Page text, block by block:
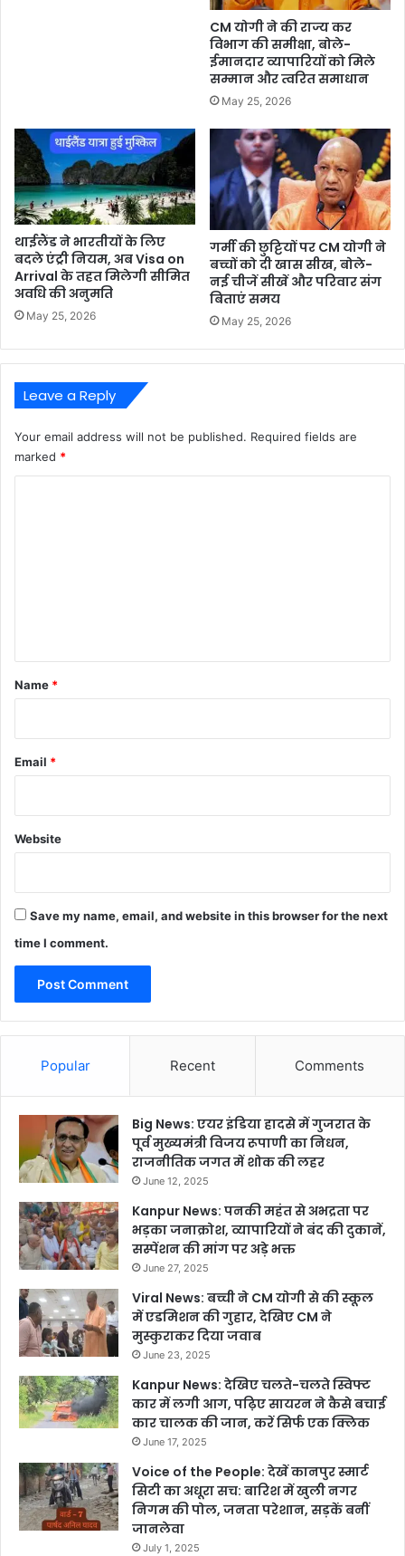
CM योगी ने की राज्य कर
विभाग की समीक्षा, बोले-
ईमानदार व्यापारियों को मिले
सम्मान और त्वरित समाधान
May 25, 2026
थाईलैंड ने भारतीयों के लिए
बदले एंट्री नियम, अब Visa on
Arrival के तहत मिलेगी सीमित
अवधि की अनुमति
May 25, 2026
गर्मी की छुट्टियों पर CM योगी ने
बच्चों को दी खास सीख, बोले-
नई चीजें सीखें और परिवार संग
बिताएं समय
May 25, 2026
Leave a Reply
Your email address will not be published. Required fields are
marked *
*
Name *
Email *
Website
Save my name, email, and website in this browser for the next
time I comment.
Popular Recent Comments
Big News: एयर इंडिया हादसे में गुजरात के
पूर्व मुख्यमंत्री विजय रूपाणी का निधन,
राजनीतिक जगत में शोक की लहर
June 12, 2025
Kanpur News: पनकी महंत से अभद्रता पर
भड़का जनाक्रोश, व्यापारियों ने बंद की दुकानें,
सस्पेंशन की मांग पर अड़े भक्त
June 27, 2025
Viral News: बच्ची ने CM योगी से की स्कूल
में एडमिशन की गुहार, देखिए CM ने
मुस्कुराकर दिया जवाब
June 23, 2025
Kanpur News: देखिए चलते-चलते स्विफ्ट
कार में लगी आग, पढ़िए सायरन ने कैसे बचाई
कार चालक की जान, करें सिर्फ एक क्लिक
June 17, 2025
Voice of the People: देखें कानपुर स्मार्ट
सिटी का अधूरा सच: बारिश में खुली नगर
निगम की पोल, जनता परेशान, सड़कें बनीं
जानलेवा
July 1, 2025